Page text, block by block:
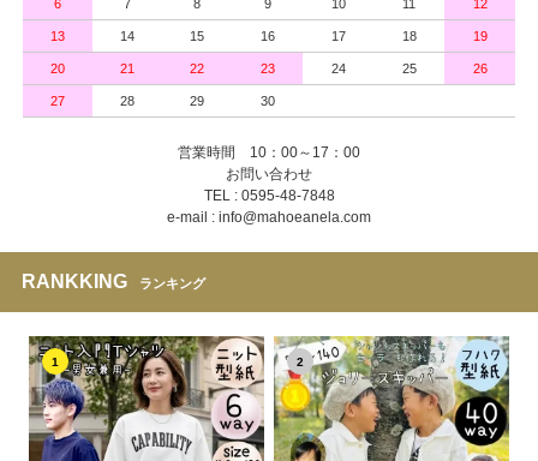
6 7 8 9 10 11 12
13 14 15 16 17 18 19
20 21 22 23 24 25 26
27 28 29 30
営業時間 10：00～17：00
お問い合わせ
TEL : 0595-48-7848
e-mail : info@mahoeanela.com
RANKKING ランキング
1 2